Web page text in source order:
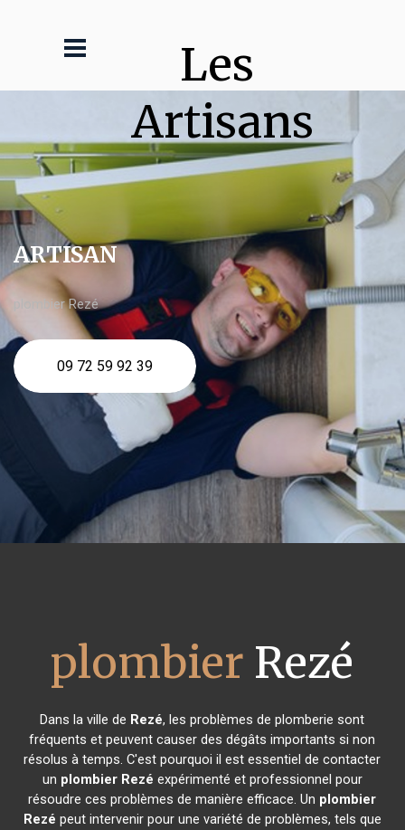
Les
Artisans
ARTISAN
plombier Rezé
09 72 59 92 39
plombier Rezé
Dans la ville de Rezé, les problèmes de plomberie sont
fréquents et peuvent causer des dégâts importants si non
résolus à temps. C'est pourquoi il est essentiel de contacter
un plombier Rezé expérimenté et professionnel pour
résoudre ces problèmes de manière efficace. Un plombier
Rezé peut intervenir pour une variété de problèmes, tels que